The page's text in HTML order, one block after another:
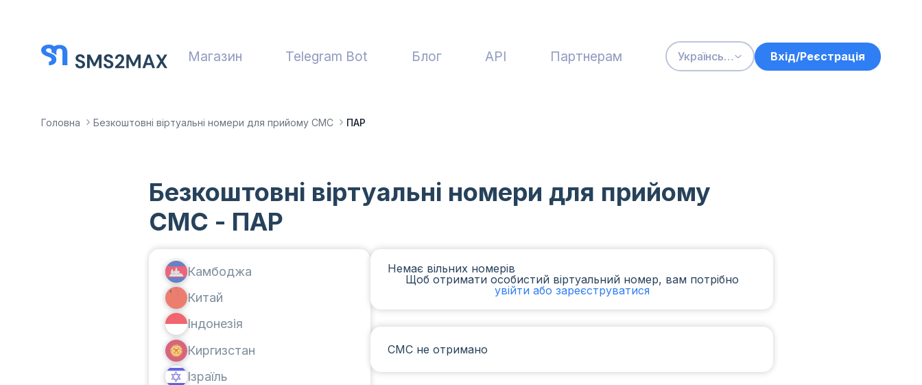
Магазин Telegram Bot Блог API Партнерам Українська Вхід/Реєстрація
Головна Безкоштовні віртуальні номери для прийому СМС ПАР
Безкоштовні віртуальні номери для прийому
СМС - ПАР
Камбоджа
Китай
Індонезія
Киргизстан
Ізраїль
Немає вільних номерів
Щоб отримати особистий віртуальний номер, вам потрібно
увійти або зареєструватися
СМС не отримано